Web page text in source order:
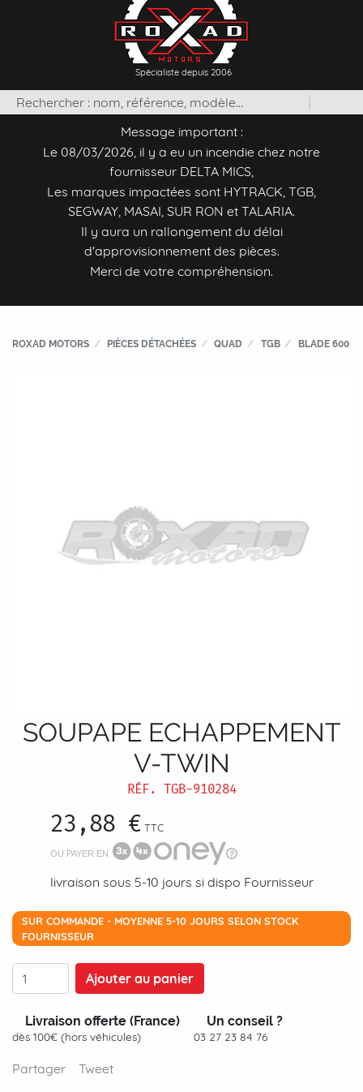
Spécialiste depuis 2006
Message important :
Le 08/03/2026, il y a eu un incendie chez notre
fournisseur DELTA MICS,
Les marques impactées sont HYTRACK, TGB,
SEGWAY, MASAI, SUR RON et TALARIA.
Il y aura un rallongement du délai
d'approvisionnement des pièces.
Merci de votre compréhension.
ROXAD MOTORS PIÈCES DÉTACHÉES QUAD TGB BLADE 600 LT
SOUPAPE ECHAPPEMENT
V-TWIN
RÉF. TGB-910284
23,88 € TTC
OU PAYER EN
livraison sous 5-10 jours si dispo Fournisseur
SUR COMMANDE - MOYENNE 5-10 JOURS SELON STOCK
FOURNISSEUR
Ajouter au panier
Livraison offerte (France)
dès 100€ (hors véhicules)
Un conseil ?
03 27 23 84 76
Partager Tweet